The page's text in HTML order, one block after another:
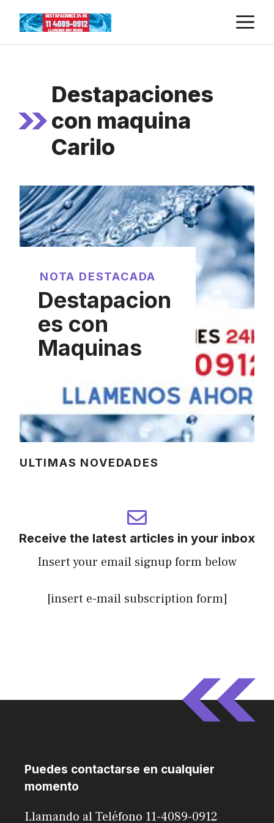
content
Destapaciones
con maquina
Carilo
NOTA DESTACADA
Destapacion
es con
Maquinas
ULTIMAS NOVEDADES
Receive the latest articles in your inbox
Insert your email signup form below
[insert e-mail subscription form]
Puedes contactarse en cualquier
momento
Llamando al Teléfono 11-4089-0912